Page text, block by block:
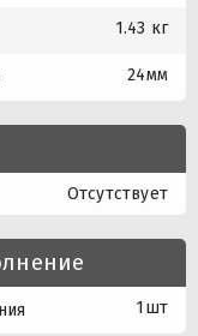
1.43 кг
24мм
Отсутствует
1шт